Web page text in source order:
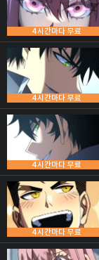
4시간마다 무료
4시간마다 무료
4시간마다 무료
4시간마다 무료